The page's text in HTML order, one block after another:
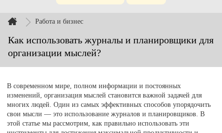
Работа и бизнес
Как использовать журналы и планировщики для
организации мыслей?
В современном мире, полном информации и постоянных
изменений, организация мыслей становится важной задачей для
многих людей. Один из самых эффективных способов упорядочить
свои мысли — это использование журналов и планировщиков. В
этой статье мы рассмотрим, как правильно использовать эти